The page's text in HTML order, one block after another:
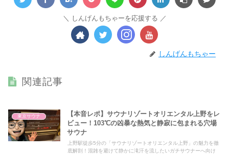
しんげんもちゃーを応援する
しんげんもちゃー
関連記事
東京サウナ
【本音レポ】サウナリゾートオリエンタル上野をレ
ビュー！103℃の凶暴な熱気と静寂に包まれる穴場
サウナ
上野駅徒歩5分の「サウナリゾートオリエンタル上野」の魅力を徹
底解剖！混雑を避けて静かに滝汗を流したいガチサウナーへ向け